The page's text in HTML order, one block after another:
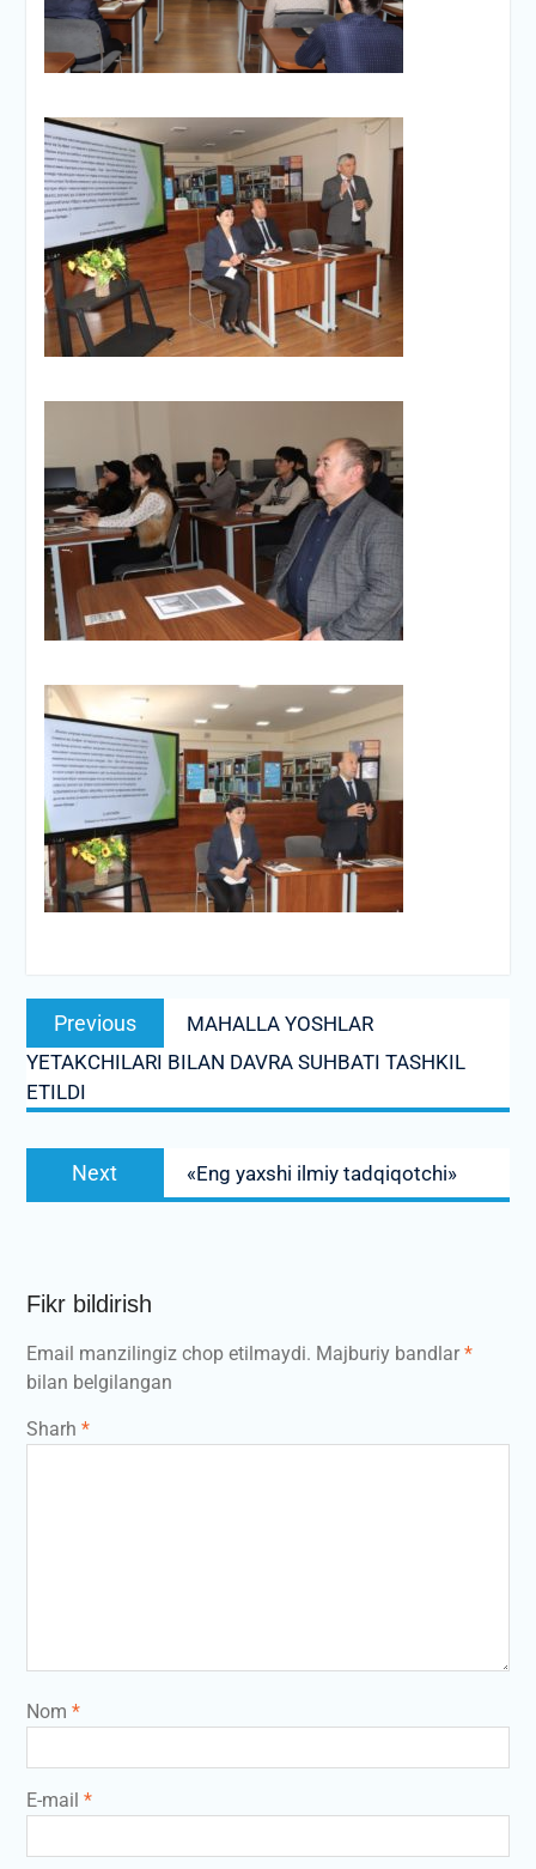
Post
menyusi
Previous
post:
MAHALLA YOSHLAR
YETAKCHILARI BILAN DAVRA SUHBATI TASHKIL
ETILDI
Next
post:
«Eng yaxshi ilmiy tadqiqotchi»
Fikr bildirish
Email manzilingiz chop etilmaydi. Majburiy bandlar*
bilan belgilangan
Sharh *
Nom *
E-mail *